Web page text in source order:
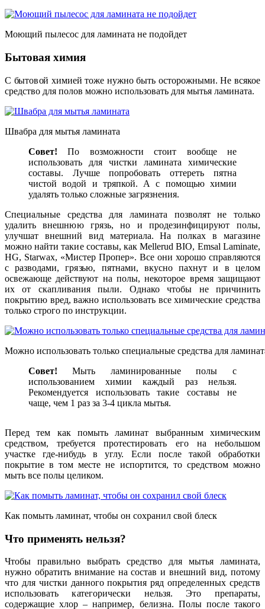
Моющий пылесос для ламината не подойдет
Бытовая химия
С бытовой химией тоже нужно быть осторожными. Не всякое
средство для полов можно использовать для мытья ламината.
Швабра для мытья ламината
Совет! По возможности стоит вообще не
использовать для чистки ламината химические
составы. Лучше попробовать оттереть пятна
чистой водой и тряпкой. А с помощью химии
удалять только сложные загрязнения.
Специальные средства для ламината позволят не только
удалить внешнюю грязь, но и продезинфицируют полы,
улучшат внешний вид материала. На полках в магазине
можно найти такие составы, как Mellerud BIO, Emsal Laminate,
HG, Starwax, «Мистер Пропер». Все они хорошо справляются
с разводами, грязью, пятнами, вкусно пахнут и в целом
освежающе действуют на полы, некоторое время защищают
их от скапливания пыли. Однако чтобы не причинить
покрытию вред, важно использовать все химические средства
только строго по инструкции.
Можно использовать только специальные средства для
Совет! Мыть ламинированные полы с
использованием химии каждый раз нельзя.
Рекомендуется использовать такие составы не
чаще, чем 1 раз за 3-4 цикла мытья.
Перед тем как помыть ламинат выбранным химическим
средством, требуется протестировать его на небольшом
участке где-нибудь в углу. Если после такой обработки
покрытие в том месте не испортится, то средством можно
мыть все полы целиком.
Как помыть ламинат, чтобы он сохранил свой блеск
Что применять нельзя?
Чтобы правильно выбрать средство для мытья ламината,
нужно обратить внимание на состав и внешний вид, потому
что для чистки данного покрытия ряд определенных средств
использовать категорически нельзя. Это препараты,
содержащие хлор – например, белизна. Полы после такого